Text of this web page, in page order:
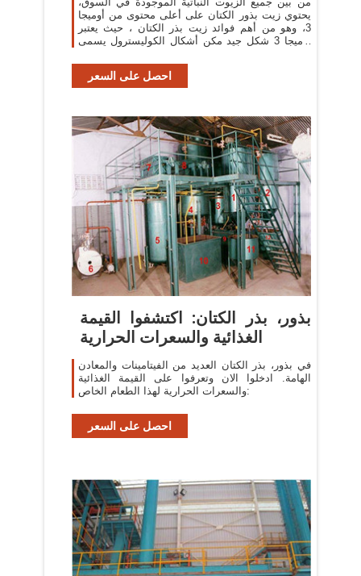
يحتوي زيت بذور الكتان على أعلى محتوى من أوميجا
3، وهو من أهم فوائد زيت بذر الكتان ، حيث يعتبر
أوميجا 3 شكل جيد مكن أشكال الكوليسترول يسمى
احصل على السعر
بذور، بذر الكتان: اكتشفوا القيمة
الغذائية والسعرات الحرارية
في بذور، بذر الكتان العديد من الفيتامينات والمعادن
الهامة. ادخلوا الان وتعرفوا على القيمة الغذائية
والسعرات الحرارية لهذا الطعام الخاص:
احصل على السعر